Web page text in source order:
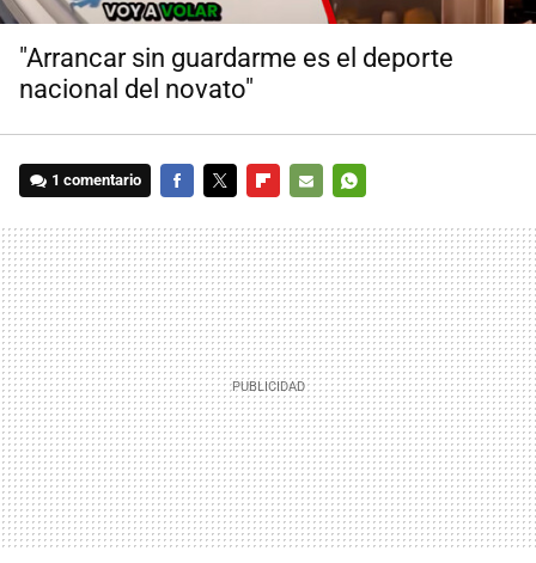
"Arrancar sin guardarme es el deporte
nacional del novato"
1 comentario
MAIL